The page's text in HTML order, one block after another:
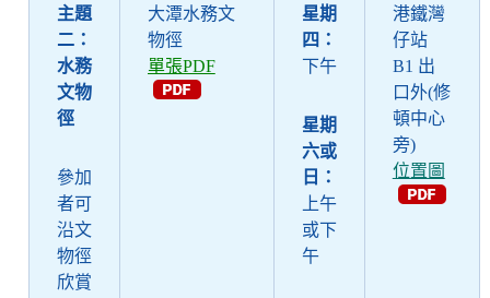
主題
二：
水務
文物
徑
參加
者可
沿文
物徑
欣賞
大潭水務文
物徑
單張PDF
星期
四：
下午
星期
六或
日：
上午
或下
午
港鐵灣
仔站
B1 出
口外(修
頓中心
旁)
位置圖